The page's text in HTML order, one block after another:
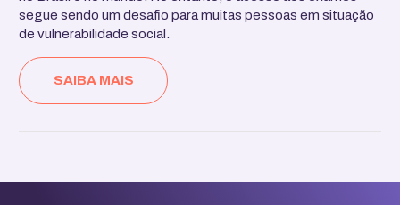
segue sendo um desafio para muitas pessoas em situação
de vulnerabilidade social.
SAIBA MAIS